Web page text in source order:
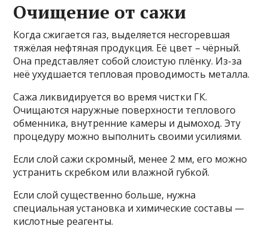
Очищение от сажи
Когда сжигается газ, выделяется несгоревшая
тяжёлая нефтяная продукция. Её цвет – чёрный.
Она представляет собой слоистую плёнку. Из-за
неё ухудшается тепловая проводимость металла.
Сажа ликвидируется во время чистки ГК.
Очищаются наружные поверхности теплового
обменника, внутренние камеры и дымоход. Эту
процедуру можно выполнить своими усилиями.
Если слой сажи скромный, менее 2 мм, его можно
устранить скребком или влажной губкой.
Если слой существенно больше, нужна
специальная установка и химические составы —
кислотные реагенты.